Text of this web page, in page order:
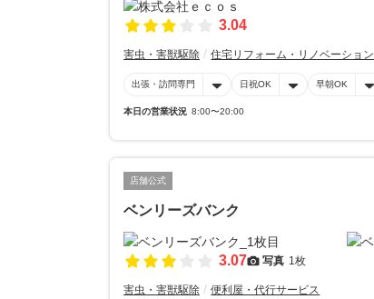
3.04
害虫・害獣駆除 住宅リフォーム・リノベーション
出張・訪問専門 日祝OK 早朝OK
本日の営業状況 8:00〜20:00
店舗公式
ベンリーズバンク
3.07 写真 1枚
害虫・害獣駆除 便利屋・代行サービス